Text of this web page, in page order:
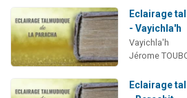
Eclairage
- Vayichla'h
Vayichla'h
Jérome
Eclairage